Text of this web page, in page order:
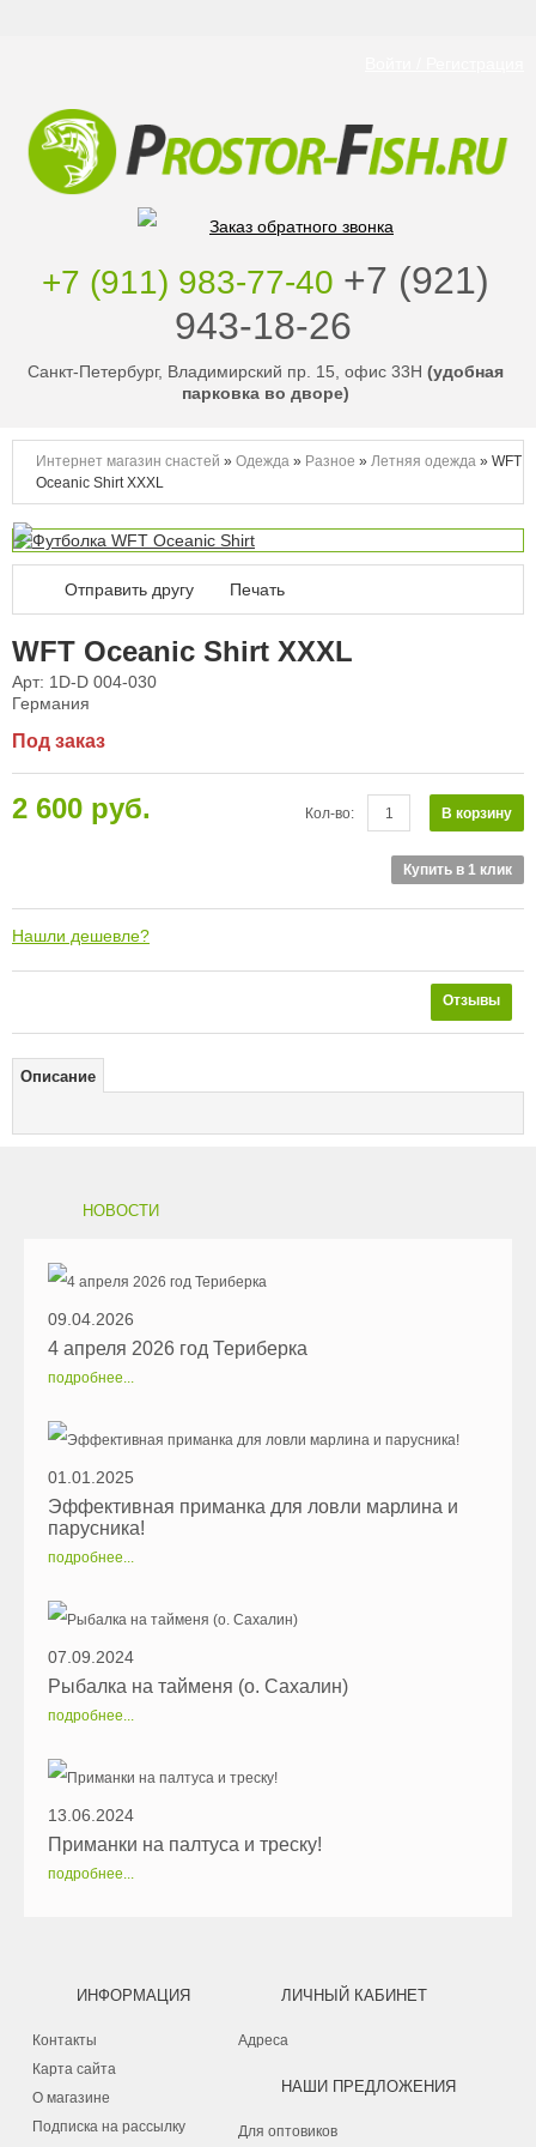
Заказ обратного звонка
+7 (911) 983-77-40 ‭+7 (921)
943-18-26
Санкт-Петербург, Владимирский пр. 15, офис 33Н (удобная
парковка во дворе)
Интернет магазин снастей » Одежда » Разное » Летняя одежда » WFT
Oceanic Shirt XXXL
Отправить другу Печать
WFT Oceanic Shirt XXXL
Арт: 1D-D 004-030
Германия
Под заказ
2 600 руб. В корзину
Кол-во:
Купить в 1 клик
Нашли дешевле?
Отзывы
Описание
НОВОСТИ
09.04.2026
4 апреля 2026 год Териберка
подробнее...
01.01.2025
Эффективная приманка для ловли марлина и
парусника!
подробнее...
07.09.2024
Рыбалка на тайменя (о. Сахалин)
подробнее...
13.06.2024
Приманки на палтуса и треску!
подробнее...
ИНФОРМАЦИЯ
Контакты
Карта сайта
О магазине
Подписка на рассылку
ЛИЧНЫЙ КАБИНЕТ
Адреса
НАШИ ПРЕДЛОЖЕНИЯ
Для оптовиков